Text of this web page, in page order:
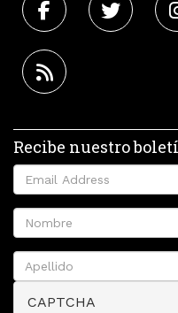
Recibe nuestro
CAPTCHA